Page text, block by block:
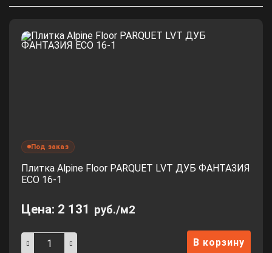
Под заказ
Плитка Alpine Floor PARQUET LVT ДУБ ФАНТАЗИЯ
ЕСО 16-1
Цена: 2 131 руб./м2
В корзину